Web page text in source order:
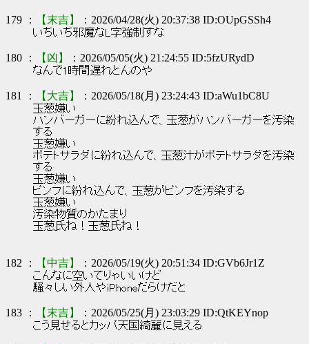
179 ： 【末吉】 ：2026/04/28(火) 20:37:38 ID:OUpGSSh4
いちいち邪魔なL字強制すな
180 ： 【凶】 ：2026/05/05(火) 21:24:55 ID:5fzURydD
なんで1時間遅れとんのや
181 ： 【大吉】 ：2026/05/18(月) 23:24:43 ID:aWu1bC8U
玉葱嫌い
ハンバーガーに紛れ込んで、玉葱がハンバーガーを汚染
する
玉葱嫌い
ポテトサラダに紛れ込んで、玉葱汁がポテトサラダを汚染
する
玉葱嫌い
ピンフに紛れ込んで、玉葱がピンフを汚染する
玉葱嫌い
汚染物質のかたまり
玉葱氏ね！玉葱氏ね！
182 ： 【中吉】 ：2026/05/19(火) 20:51:34 ID:GVb6Jr1Z
こんなに空いてりゃいいけど
騒々しい外人やiPhoneだらけだと
183 ： 【末吉】 ：2026/05/25(月) 23:03:29 ID:QtKEYnop
こう見せるとカッパ天国綺麗に見える